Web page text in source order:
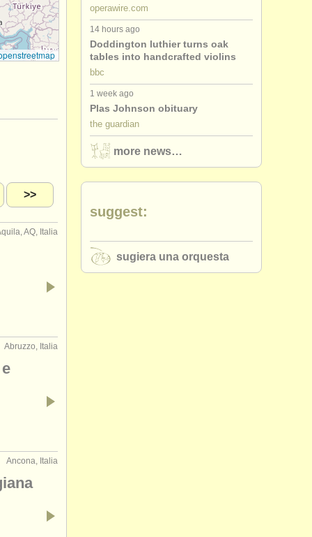
>>
AQ, Italia
Abruzzo, Italia
Ancona, Italia
operawire.com
14 hours ago
Doddington luthier turns oak
tables into handcrafted violins
bbc
1 week ago
Plas Johnson obituary
the guardian
more news…
suggest:
sugiera una orquesta